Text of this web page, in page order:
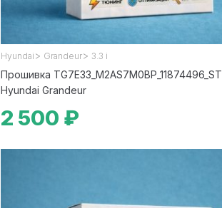
Hyundai > Grandeur> 3.3 i
Прошивка
Hyundai Grandeur
2 500 ₽